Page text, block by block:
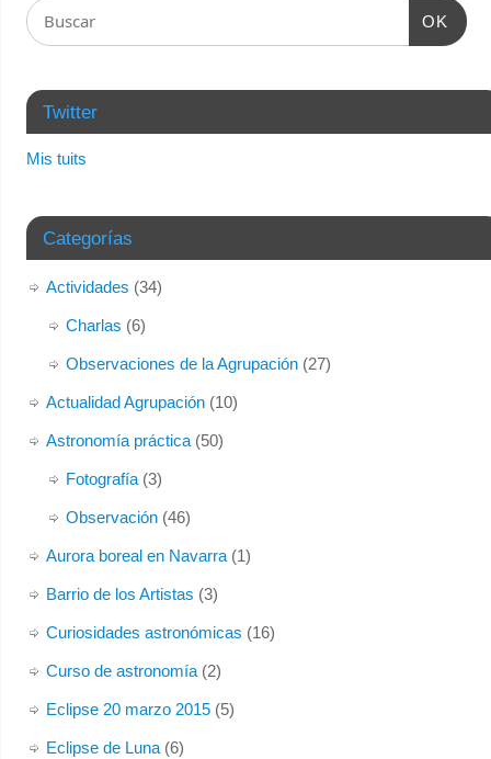
OK
Twitter
Mis tuits
Categorías
Actividades (34)
Charlas (6)
Observaciones de la Agrupación(27)
Actualidad Agrupación(10)
Astronomía práctica(50)
Fotografía(3)
Observación(46)
Aurora boreal en Navarra(1)
Barrio de los Artistas (3)
Curiosidades astronómicas (16)
Curso de astronomía(2)
Eclipse 20 marzo 2015(5)
Eclipse de Luna(6)